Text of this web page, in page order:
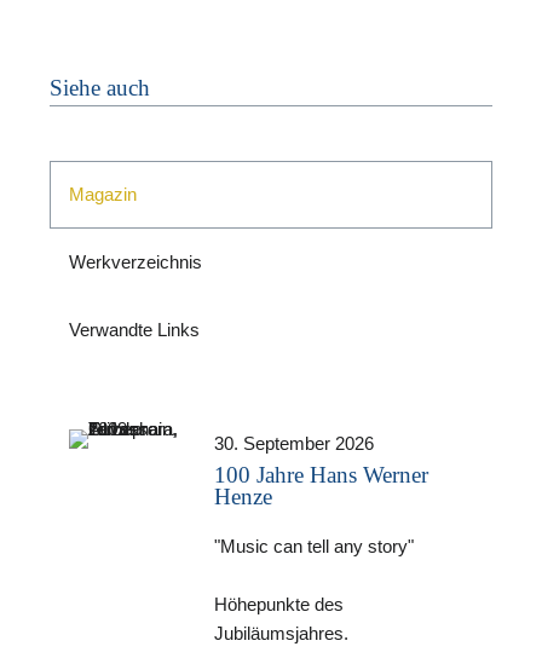
Siehe auch
Magazin
Werkverzeichnis
Verwandte Links
30. September 2026
100 Jahre Hans Werner
Henze
"Music can tell any story"
Höhepunkte des
Jubiläumsjahres.